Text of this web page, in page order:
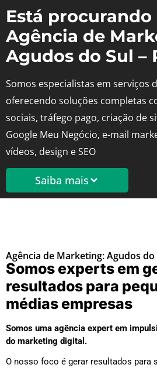
Está
Agência de
Agudos do Sul –
Somos especialistas em serviços
oferecendo soluções completas
sociais, tráfego pago, criação de
Google Meu Negócio, e-mail
vídeos, design e SEO
Saiba mais
Agência de Marketing: Agudos do
Somos experts em
resultados para
médias empresas
Somos uma agência expert em
do marketing digital.
O nosso foco é gerar resultados para